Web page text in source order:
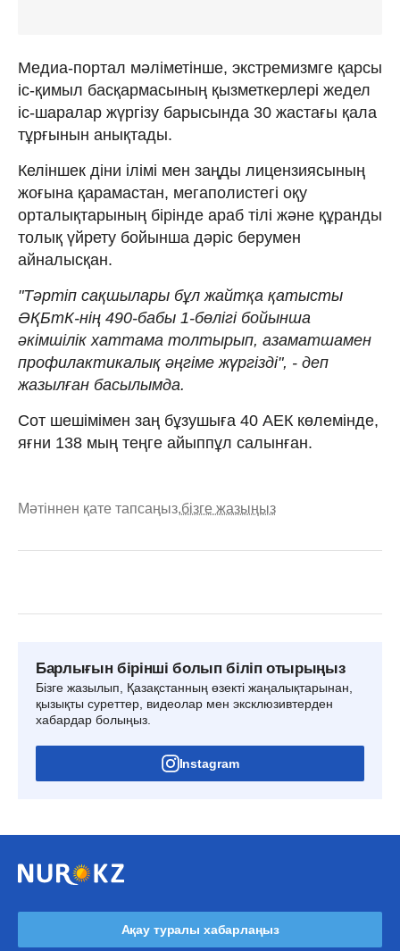
Медиа-портал мәліметінше, экстремизмге қарсы
іс-қимыл басқармасының қызметкерлері жедел
іс-шаралар жүргізу барысында 30 жастағы қала
тұрғынын анықтады.
Келіншек діни ілімі мен заңды лицензиясының
жоғына қарамастан, мегаполистегі оқу
орталықтарының бірінде араб тілі және құранды
толық үйрету бойынша дәріс берумен
айналысқан.
"Тәртіп сақшылары бұл жайтқа қатысты
ӘҚБтК-нің 490-бабы 1-бөлігі бойынша
әкімшілік хаттама толтырып, азаматшамен
профилактикалық әңгіме жүргізді", - деп
жазылған басылымда.
Сот шешімімен заң бұзушыға 40 АЕК көлемінде,
яғни 138 мың теңге айыппұл салынған.
Мәтіннен қате тапсаңыз,бізге жазыңыз
Барлығын бірінші болып біліп отырыңыз
Бізге жазылып, Қазақстанның өзекті жаңалықтарынан,
қызықты суреттер, видеолар мен эксклюзивтерден
хабардар болыңыз.
Instagram
Ақау туралы хабарлаңыз